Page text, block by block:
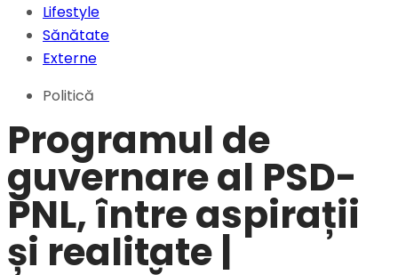
Lifestyle
Sănătate
Externe
Politică
Programul de
guvernare al PSD-
PNL, între aspirații
și realitate |